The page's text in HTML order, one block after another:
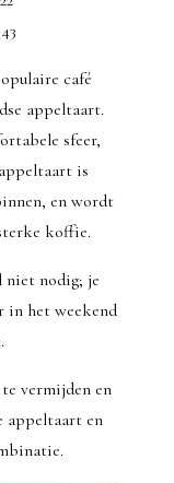
café
appeltaart.
sfeer,
is
en wordt
koffie.
niet nodig; je
in het weekend
vermijden en
appeltaart en